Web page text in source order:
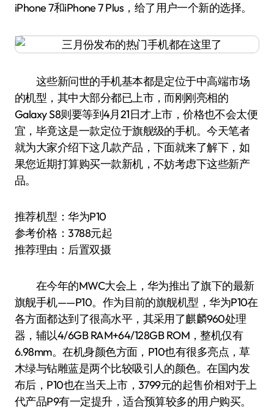
iPhone 7和iPhone 7 Plus，给了用户一个新的选择。
这些新问世的手机基本都是定位于中高端市场
的机型，其中大部分都已上市，而刚刚亮相的
Galaxy S8则要等到4月21日才上市，价格也不会太便
宜，毕竟这是一款定位于旗舰级的手机。今天笔者
就为大家介绍下这几款产品，下面就来了解下，如
果您近期打算购买一款新机，不妨考虑下这些新产
品。
推荐机型：华为P10
参考价格：3788元起
推荐理由：后置双摄
在今年的MWC大会上，华为推出了旗下的最新
旗舰手机——P10。作为目前的旗舰机型，华为P10在
各方面都达到了很高水平，其采用了麒麟960处理
器，辅以4/6GB RAM+64/128GB ROM，整机仅有
6.98mm。在机身颜色方面，P10也有很多亮点，草
木绿与钻雕蓝是两个比较吸引人的颜色。在国内发
布后，P10也在当天上市，3799元的起售价相对于上
代产品P9有一定提升，适合预算较多的用户购买。